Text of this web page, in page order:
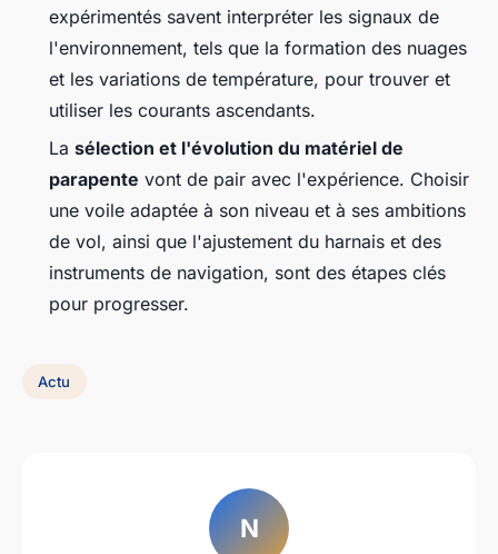
expérimentés savent interpréter les signaux de
l'environnement, tels que la formation des nuages
et les variations de température, pour trouver et
utiliser les courants ascendants.
La sélection et l'évolution du matériel de
parapente vont de pair avec l'expérience. Choisir
une voile adaptée à son niveau et à ses ambitions
de vol, ainsi que l'ajustement du harnais et des
instruments de navigation, sont des étapes clés
pour progresser.
Actu
N